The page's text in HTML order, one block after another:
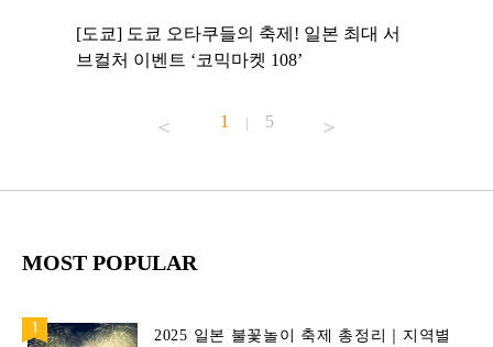
[도쿄] 도쿄 오타쿠들의 축제! 일본 최대 서
브컬처 이벤트 ‘코믹마켓 108’
1 | 5
MOST POPULAR
2025 일본 불꽃놀이 축제 총정리｜지역별